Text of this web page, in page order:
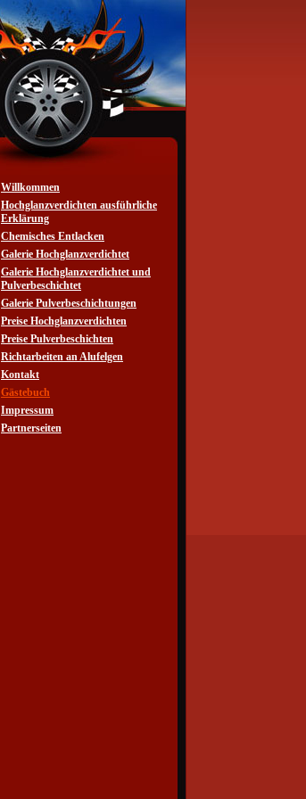
Willkommen
Hochglanzverdichten ausführliche
Erklärung
Chemisches Entlacken
Galerie Hochglanzverdichtet
Galerie Hochglanzverdichtet und
Pulverbeschichtet
Galerie Pulverbeschichtungen
Preise Hochglanzverdichten
Preise Pulverbeschichten
Richtarbeiten an Alufelgen
Kontakt
Gästebuch
Impressum
Partnerseiten